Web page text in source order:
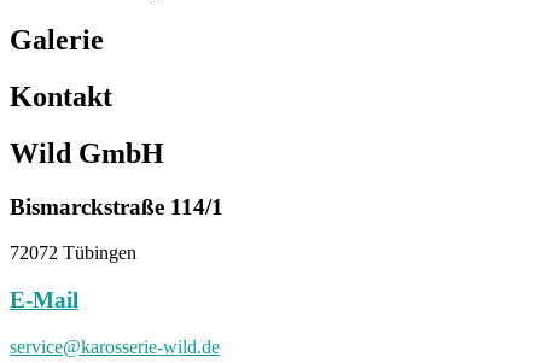
Galerie
Kontakt
Wild GmbH
Bismarckstraße 114/1
72072 Tübingen
E-Mail
service@karosserie-wild.de